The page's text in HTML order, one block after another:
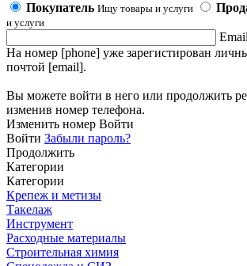
Покупатель Ищу товары и услуги
и услуги
На номер [phone] уже зарегистирован
почтой [email].
Вы можете войти в него или продолжить
изменив номер телефона.
Изменить номер Войти
Войти Забыли пароль?
Продолжить
Категории
Категории
Крепеж и метизы
Такелаж
Инструмент
Расходные материалы
Строительная химия